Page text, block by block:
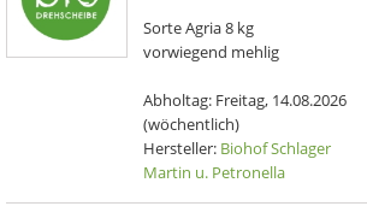
Sorte Agria 8 kg
vorwiegend mehlig
Abholtag: Freitag, 14.08.2026
(wöchentlich)
Hersteller: Biohof Schlager
Martin u. Petronella